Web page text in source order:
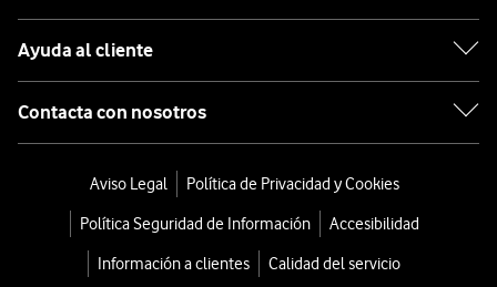
Ayuda al cliente
Contacta con nosotros
Aviso Legal
Política de Privacidad y Cookies
Política Seguridad de Información
Accesibilidad
Información a clientes
Calidad del servicio